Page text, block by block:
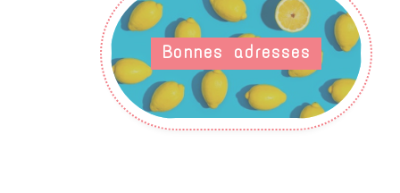
Bonnes adresses